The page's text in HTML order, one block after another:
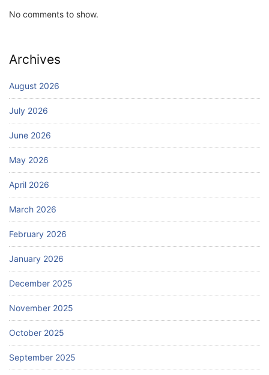
No comments to show.
Archives
August 2026
July 2026
June 2026
May 2026
April 2026
March 2026
February 2026
January 2026
December 2025
November 2025
October 2025
September 2025